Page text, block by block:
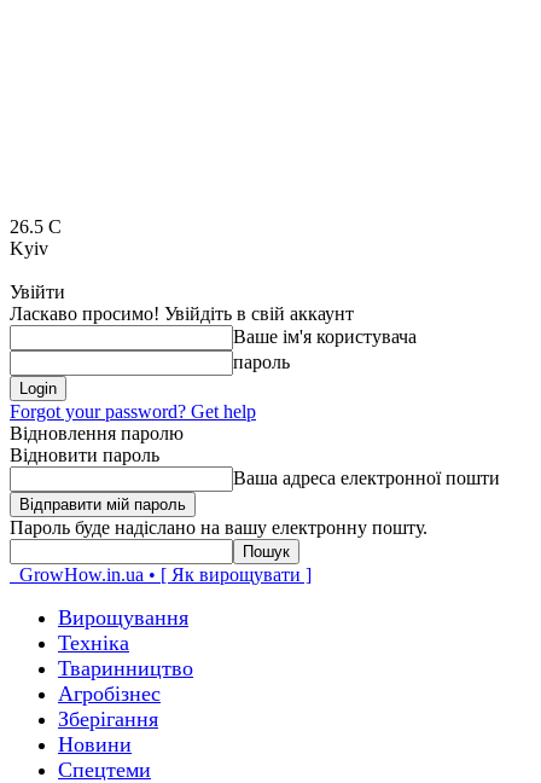
26.5 C
Kyiv
Увійти
Ласкаво просимо! Увійдіть в свій аккаунт
Ваше ім'я користувача
пароль
Forgot your password? Get help
Відновлення паролю
Відновити пароль
Ваша адреса електронної пошти
Пароль буде надіслано на вашу електронну пошту.
GrowHow.in.ua • [ Як вирощувати ]
Вирощування
Техніка
Тваринництво
Агробізнес
Зберігання
Новини
Спецтеми